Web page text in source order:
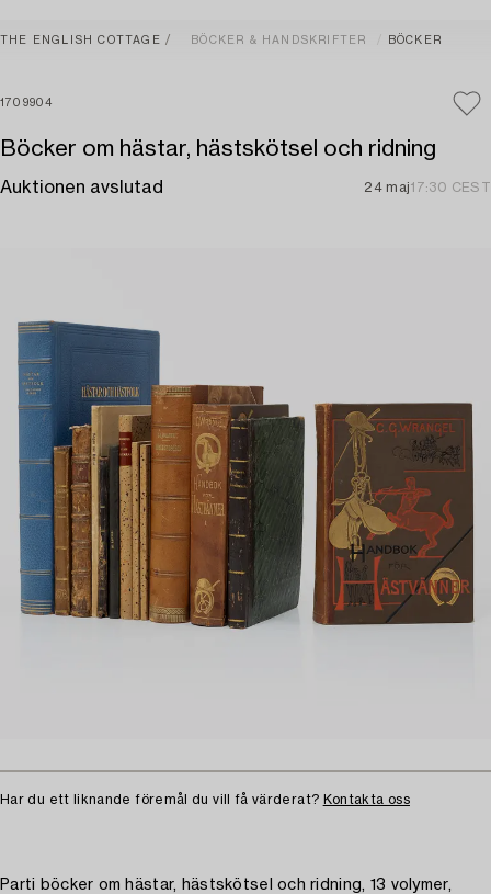
THE ENGLISH COTTAGE BÖCKER & HANDSKRIFTER BÖCKER
1709904
Böcker om hästar, hästskötsel och ridning
Auktionen avslutad 24 maj17:30 CEST
Har du ett liknande föremål du vill få värderat? Kontakta oss
Parti böcker om hästar, hästskötsel och ridning, 13 volymer,